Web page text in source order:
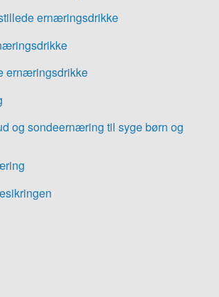
ernæringsdrikke
ernæringsdrikke
og sondeernæring til syge børn og